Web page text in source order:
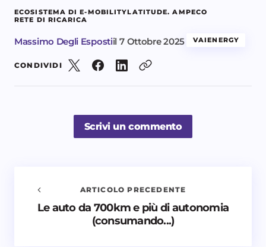
ECOSISTEMA DI E-MOBILITYLATITUDE. AMPECO
RETE DI RICARICA
Massimo Degli Espostiil 7 Ottobre 2025 VAIENERGY
CONDIVIDI
Scrivi un commento
Avvisami quando vengono aggiunti nuovi
ARTICOLO PRECEDENTE
Le auto da 700km e più di autonomia
(consumando...)